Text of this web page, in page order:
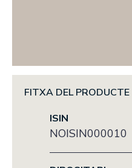
FITXA DEL PRODUCTE
ISIN
NOISIN000010